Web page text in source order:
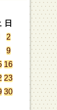
日
2
9
16
23
30